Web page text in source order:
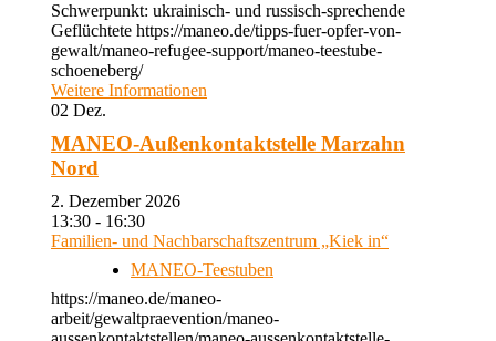
Schwerpunkt: ukrainisch- und russisch-sprechende
Geflüchtete https://maneo.de/tipps-fuer-opfer-von-
gewalt/maneo-refugee-support/maneo-teestube-
schoeneberg/
Weitere Informationen
02 Dez.
MANEO-Außenkontaktstelle Marzahn
Nord
2. Dezember 2026
13:30 - 16:30
Familien- und Nachbarschaftszentrum „Kiek in“
MANEO-Teestuben
https://maneo.de/maneo-
arbeit/gewaltpraevention/maneo-